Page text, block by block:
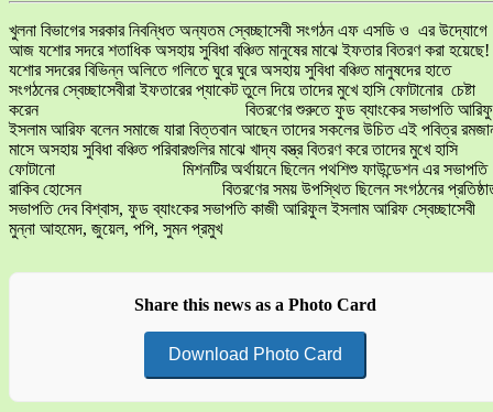
খুলনা বিভাগের সরকার নিবন্ধিত অন্যতম স্বেচ্ছাসেবী সংগঠন এফ এসডি ও এর উদ্যোগে
আজ যশোর সদরে শতাধিক অসহায় সুবিধা বঞ্চিত মানুষের মাঝে ইফতার বিতরণ করা হয়েছে!
যশোর সদরের বিভিন্ন অলিতে গলিতে ঘুরে ঘুরে অসহায় সুবিধা বঞ্চিত মানুষদের হাতে
সংগঠনের স্বেচ্ছাসেবীরা ইফতারের প্যাকেট তুলে দিয়ে তাদের মুখে হাসি ফোটানোর চেষ্টা
করেন বিতরণের শুরুতে ফুড ব্যাংকের সভাপতি
ইসলাম আরিফ বলেন সমাজে যারা বিত্তবান আছেন তাদের সকলের উচিত এই পবিত্র
মাসে অসহায় সুবিধা বঞ্চিত পরিবারগুলির মাঝে খাদ্য বস্ত্র বিতরণ করে তাদের মুখে হাসি
ফোটানো মিশনটির অর্থায়নে ছিলেন পথশিশু ফাউন্ডেশন এর সভাপতি
রাকিব হোসেন বিতরণের সময় উপস্থিত ছিলেন সংগঠনের
সভাপতি দেব বিশ্বাস, ফুড ব্যাংকের সভাপতি কাজী আরিফুল ইসলাম আরিফ স্বেচ্ছাসেবী
মুন্না আহমেদ, জুয়েল, পপি, সুমন প্রমুখ
Share this news as a Photo Card
Download Photo Card